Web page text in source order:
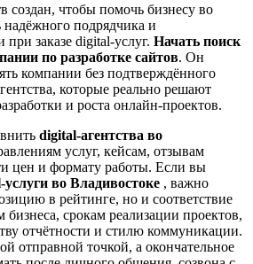
создан, чтобы помочь бизнесу во
подрядчика и
заказе digital-услуг. Начать поиск
по разработке сайтов. Он
компании без подтверждённого
которые реально решают
и роста онлайн-проектов.
digital-агентства во
услуг, кейсам, отзывам
цен и формату работы. Если вы
услуги во Владивостоке , важно
в рейтинге, но и соответствие
срокам реализации проектов,
отчётности и стилю коммуникации.
отправной точкой, а окончательное